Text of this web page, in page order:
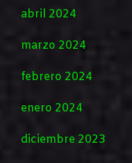
abril 2024
marzo 2024
febrero 2024
enero 2024
diciembre 2023